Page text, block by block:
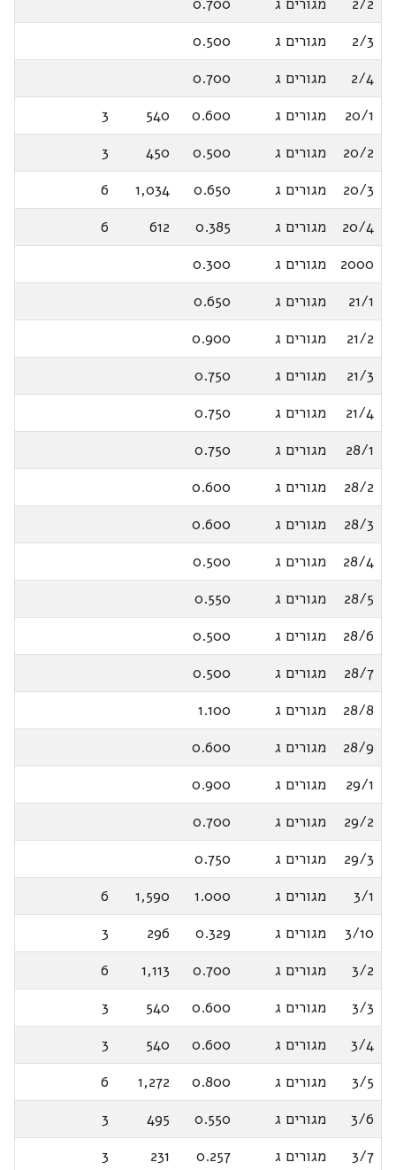
2/3
מגורים ג
0.500
2/4
מגורים ג
0.700
20/1
מגורים ג 0.600
540
3
20/2
מגורים ג 0.500
450
3
20/3
מגורים ג 0.650
1,034
6
20/4
מגורים ג 0.385
612
6
2000
מגורים ג
0.300
21/1
מגורים ג
0.650
21/2
מגורים ג
0.900
21/3
מגורים ג
0.750
21/4
מגורים ג
0.750
28/1
מגורים ג
0.750
28/2
מגורים ג
0.600
28/3
מגורים ג
0.600
28/4
מגורים ג
0.500
28/5
מגורים ג
0.550
28/6
מגורים ג
0.500
28/7
מגורים ג
0.500
28/8
מגורים ג
1.100
28/9
מגורים ג
0.600
29/1
מגורים ג
0.900
29/2
מגורים ג
0.700
29/3
מגורים ג
0.750
3/1
מגורים ג 1.000
1,590
6
3/10
מגורים ג 0.329
296
3
3/2
מגורים ג 0.700
1,113
6
3/3
מגורים ג 0.600
540
3
3/4
מגורים ג 0.600
540
3
3/5
מגורים ג 0.800
1,272
6
3/6
מגורים ג 0.550
495
3
3/7
מגורים ג 0.257
231
3